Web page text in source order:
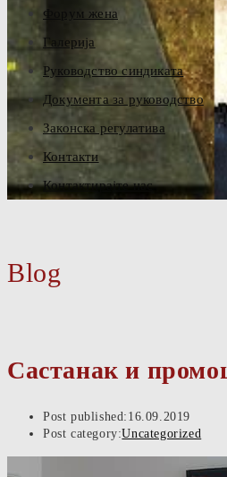
Форум жена
Галерија
Руководство синдиката
Документа за руководство
Законска регулатива
Контакти
Контактирајте нас
Blog
Састанак и
Post published: 16.09.2019
Post category:Uncategorized